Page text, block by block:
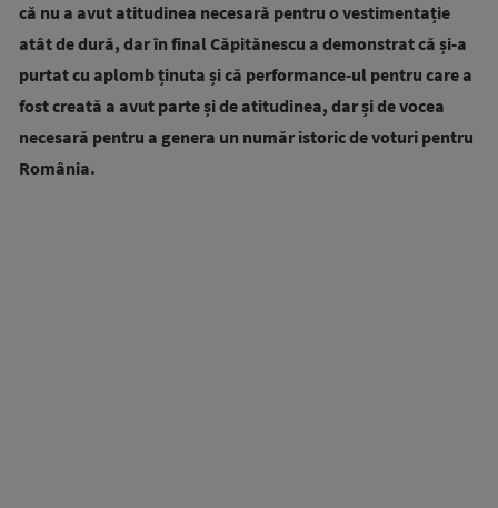
că nu a avut atitudinea necesară pentru o vestimentație
atât de dură, dar în final Căpitănescu a demonstrat că și-a
purtat cu aplomb ținuta și că performance-ul pentru care a
fost creată a avut parte și de atitudinea, dar și de vocea
necesară pentru a genera un număr istoric de voturi pentru
România.